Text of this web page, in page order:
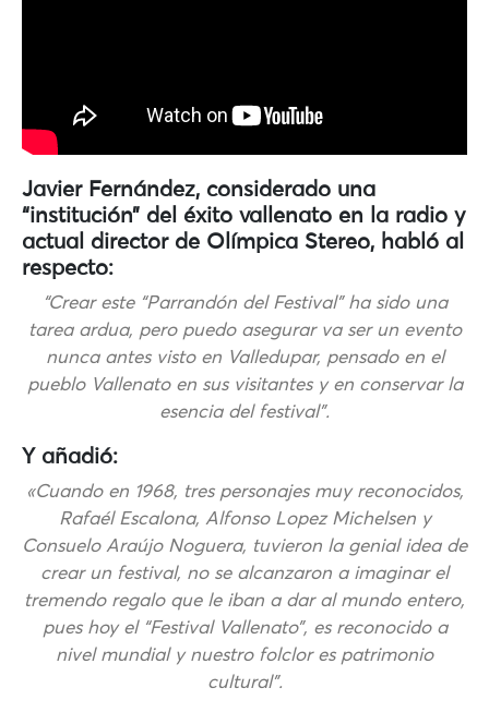
Javier Fernández, considerado una
“institución” del éxito vallenato en la radio y
actual director de Olímpica Stereo, habló al
respecto:
“Crear este “Parrandón del Festival” ha sido una
tarea ardua, pero puedo asegurar va ser un evento
nunca antes visto en Valledupar, pensado en el
pueblo Vallenato en sus visitantes y en conservar la
esencia del festival”.
Y añadió:
«Cuando en 1968, tres personajes muy reconocidos,
Rafaél Escalona, Alfonso Lopez Michelsen y
Consuelo Araújo Noguera, tuvieron la genial idea de
crear un festival, no se alcanzaron a imaginar el
tremendo regalo que le iban a dar al mundo entero,
pues hoy el “Festival Vallenato”, es reconocido a
nivel mundial y nuestro folclor es patrimonio
cultural”.